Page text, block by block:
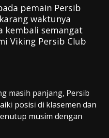
pemain Persib
waktunya
kembali semangat
Viking Persib Club
masih panjang, Persib
posisi di klasemen dan
musim dengan